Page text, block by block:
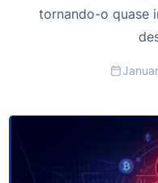
tornando-o quase